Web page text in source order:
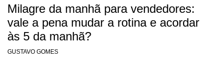
Milagre da manhã para vendedores:
vale a pena mudar a rotina e acordar
às 5 da manhã?
GUSTAVO GOMES